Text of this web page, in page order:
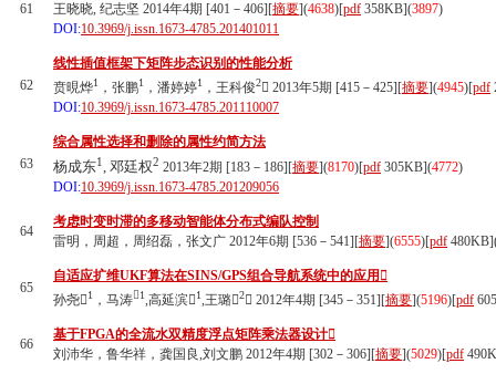
61
王晓晓, 纪志坚 2014年4期 [401－406][摘要](4638)[pdf 358KB](3897)
DOI:10.3969/j.issn.1673-4785.201401011
62
线性插值框架下矩阵步态识别的性能分析
贲晛烨1 ，张鹏1 ，潘婷婷1 ，王科俊2 2013年5期 [415－425][摘要](4945)[pdf
DOI:10.3969/j.issn.1673-4785.201110007
63
综合属性选择和删除的属性约简方法
杨成东1, 邓廷权2 2013年2期 [183－186][摘要](8170)[pdf 305KB](4772)
DOI:10.3969/j.issn.1673-4785.201209056
64
考虑时变时滞的多移动智能体分布式编队控制
雷明，周超，周绍磊，张文广 2012年6期 [536－541][摘要](6555)[pdf 480KB]
65
自适应扩维UKF算法在SINS/GPS组合导航系统中的应用
孙尧1 ，马涛1,高延滨1,王璐2 2012年4期 [345－351][摘要](5196)[pdf
66
基于FPGA的全流水双精度浮点矩阵乘法器设计
刘沛华，鲁华祥，龚国良,刘文鹏 2012年4期 [302－306][摘要](5029)[pdf